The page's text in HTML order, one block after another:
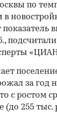
по
за год
с ростом
(до 255 тыс.